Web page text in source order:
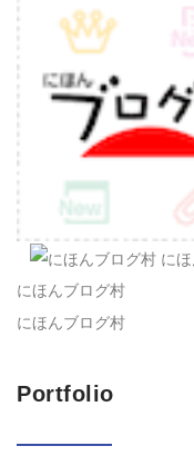
にほんブログ村
にほんブログ村
Portfolio